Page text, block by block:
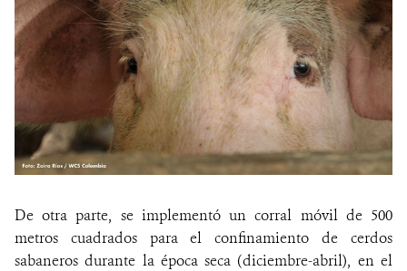
De otra parte, se implementó un corral móvil de 500
metros cuadrados para el confinamiento de cerdos
sabaneros durante la época seca (diciembre-abril), en el